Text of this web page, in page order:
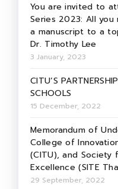
You are invited to
Series 2023: All
a manuscript to a
Dr. Timothy Lee
3 January, 2023
CITU’S
SCHOOLS
15 December, 2022
Memorandum of
College of
(CITU), and Society
Excellence (SITE
29 September, 2022